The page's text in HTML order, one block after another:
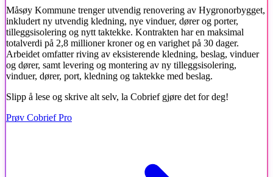
Måsøy Kommune trenger utvendig renovering av Hygronorbygget,
inkludert ny utvendig kledning, nye vinduer, dører og porter,
tilleggsisolering og nytt taktekke. Kontrakten har en maksimal
totalverdi på 2,8 millioner kroner og en varighet på 30 dager.
Arbeidet omfatter riving av eksisterende kledning, beslag, vinduer
og dører, samt levering og montering av ny tilleggsisolering,
vinduer, dører, port, kledning og taktekke med beslag.
Slipp å lese og skrive alt selv, la Cobrief gjøre det for deg!
Prøv Cobrief Pro